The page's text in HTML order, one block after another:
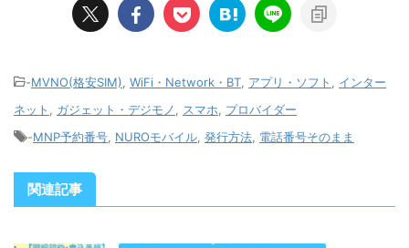
-MVNO(格安SIM) WiFi・Network・BT アプリ・ソフト
インター
ネット
ガジェット・デジモノ スマホ
プロバイダー
-MNP予約番号 NUROモバイル 発行方法 電話番号そのまま
関連記事